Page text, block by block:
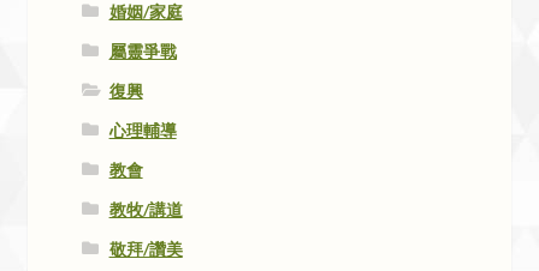
婚姻/家庭
屬靈爭戰
復興
心理輔導
教會
教牧/講道
敬拜/讚美